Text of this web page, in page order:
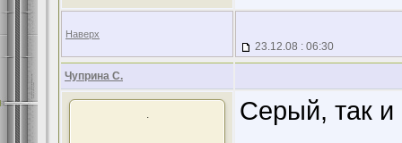
Наверх
23.12.08 : 06:30
Чуприна С.
. Серый, так и